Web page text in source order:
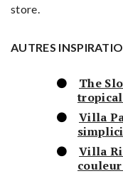
store.
AUTRES
The
Villa
Villa